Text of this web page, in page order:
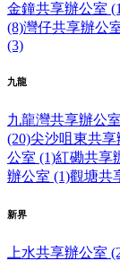
金鐘共享辦公室
(8)灣仔共享辦公
(3)
九龍
九龍灣共享辦公
(20)尖沙咀東共享
公室 (1)紅磡共享
辦公室 (1)觀塘共
新界
上水共享辦公室